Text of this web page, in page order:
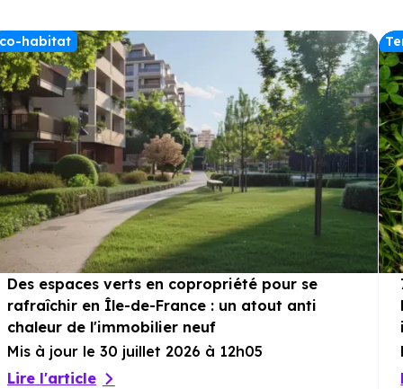
habitat
Des espaces verts en copropriété pour se
rafraîchir en Île-de-France : un atout anti
chaleur de l'immobilier neuf
Mis à jour le 30 juillet 2026 à 12h05
Lire l'article